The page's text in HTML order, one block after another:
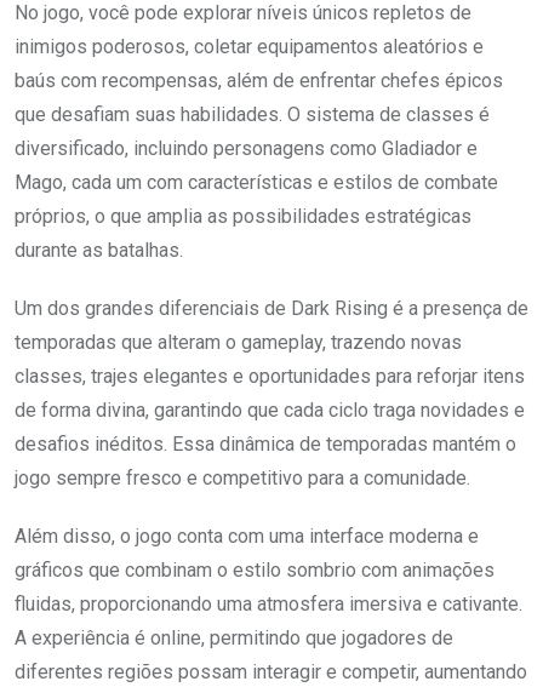
No jogo, você pode explorar níveis únicos repletos de
inimigos poderosos, coletar equipamentos aleatórios e
baús com recompensas, além de enfrentar chefes épicos
que desafiam suas habilidades. O sistema de classes é
diversificado, incluindo personagens como Gladiador e
Mago, cada um com características e estilos de combate
próprios, o que amplia as possibilidades estratégicas
durante as batalhas.
Um dos grandes diferenciais de Dark Rising é a presença de
temporadas que alteram o gameplay, trazendo novas
classes, trajes elegantes e oportunidades para reforjar itens
de forma divina, garantindo que cada ciclo traga novidades e
desafios inéditos. Essa dinâmica de temporadas mantém o
jogo sempre fresco e competitivo para a comunidade.
Além disso, o jogo conta com uma interface moderna e
gráficos que combinam o estilo sombrio com animações
fluidas, proporcionando uma atmosfera imersiva e cativante.
A experiência é online, permitindo que jogadores de
diferentes regiões possam interagir e competir, aumentando